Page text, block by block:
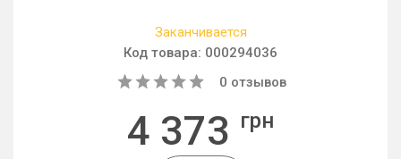
Заканчивается
Код товара: 000294036
0 отзывов
4 373 грн